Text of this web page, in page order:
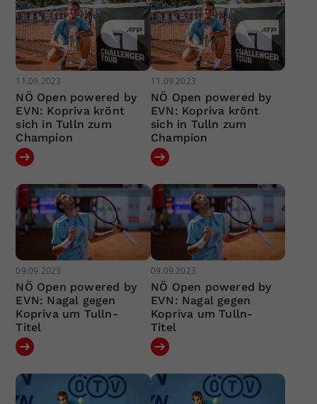
11.09.2023
NÖ Open powered by
EVN: Kopriva krönt
sich in Tulln zum
Champion
11.09.2023
NÖ Open powered by
EVN: Kopriva krönt
sich in Tulln zum
Champion
09.09.2023
NÖ Open powered by
EVN: Nagal gegen
Kopriva um Tulln-
Titel
09.09.2023
NÖ Open powered by
EVN: Nagal gegen
Kopriva um Tulln-
Titel